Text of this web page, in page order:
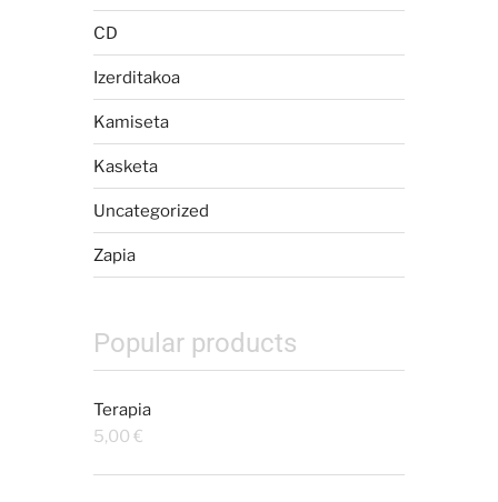
CD
Izerditakoa
Kamiseta
Kasketa
Uncategorized
Zapia
Popular products
Terapia
5,00 €